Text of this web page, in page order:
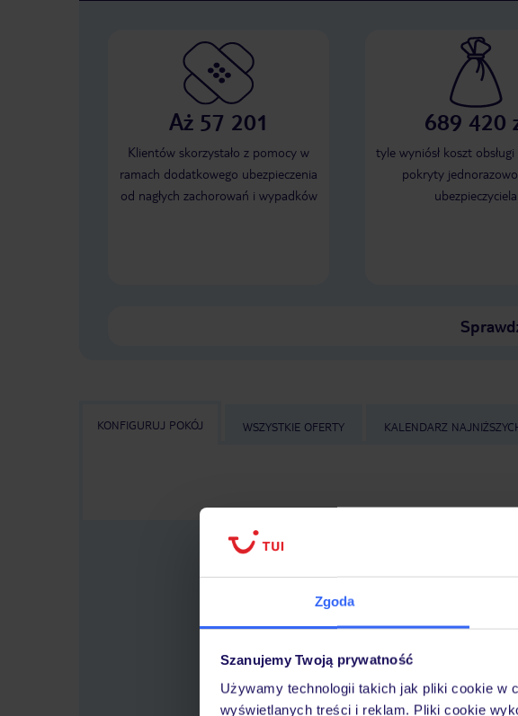
Zgoda
Szanujemy Twoją prywatność
Używamy technologii takich jak pliki cookie w
wyświetlanych treści i reklam. Pliki cookie
Aż 57 201
Klientów skorzystało z pomocy w
ramach dodatkowego ubezpieczenia
od nagłych zachorowań i wypadków
689 420
tyle wyniósł koszt
pokryty
ubezpieczyciela
KONFIGURUJ POKÓJ WSZYSTKIE OFERTY KALENDARZ
Wybierz lotnisko